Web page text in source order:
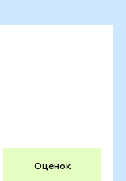
Оценок